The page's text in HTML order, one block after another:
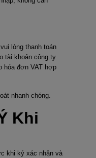
lòng thanh toán
tài khoản công ty
hóa đơn VAT hợp
nhanh chóng.
Khi
khi ký xác nhận và